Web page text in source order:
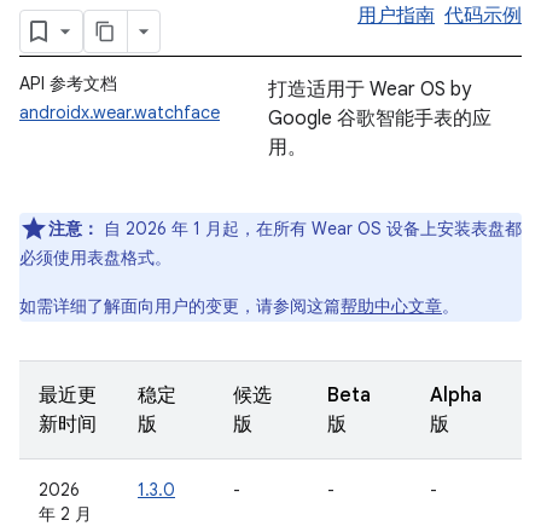
用户指南 代码示例
API 参考文档
androidx.wear.watchface
打造适用于 Wear OS by
Google 谷歌智能手表的应
用。
注意：
自 2026 年 1 月起，在所有 Wear OS 设备上安装表盘都
必须使用表盘格式。
如需详细了解面向用户的变更，请参阅这篇帮助中心文章。
最近更
新时间
稳定
版
候选
版
Beta
版
Alpha
版
2026
年 2 月
1.3.0 - - -